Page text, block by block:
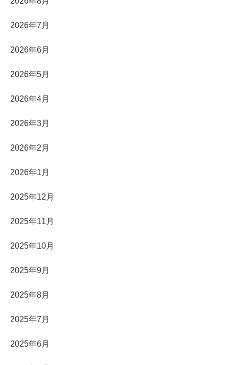
2026年7月
2026年6月
2026年5月
2026年4月
2026年3月
2026年2月
2026年1月
2025年12月
2025年11月
2025年10月
2025年9月
2025年8月
2025年7月
2025年6月